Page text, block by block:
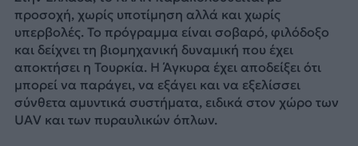
προσοχή, χωρίς υποτίμηση αλλά και χωρίς
υπερβολές. Το πρόγραμμα είναι σοβαρό, φιλόδοξο
και δείχνει τη βιομηχανική δυναμική που έχει
αποκτήσει η Τουρκία. Η Άγκυρα έχει αποδείξει ότι
μπορεί να παράγει, να εξάγει και να εξελίσσει
σύνθετα αμυντικά συστήματα, ειδικά στον χώρο των
UAV και των πυραυλικών όπλων.